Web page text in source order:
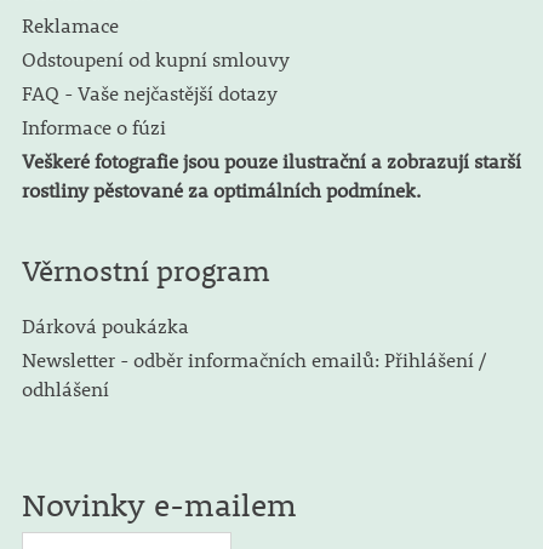
Reklamace
Odstoupení od kupní smlouvy
FAQ - Vaše nejčastější dotazy
Informace o fúzi
Veškeré fotografie jsou pouze ilustrační a zobrazují starší
rostliny pěstované za optimálních podmínek.
Věrnostní program
Dárková poukázka
Newsletter - odběr informačních emailů: Přihlášení /
odhlášení
Novinky e-mailem